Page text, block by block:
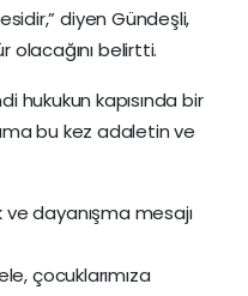
diyen Gündeşli,
olacağını belirtti.
hukukun kapısında bir
bu kez adaletin ve
dayanışma mesajı
çocuklarımıza